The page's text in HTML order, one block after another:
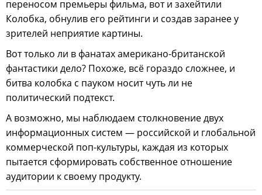
переносом премьеры фильма, вот и захейтили
Колобка, обнулив его рейтинги и создав заранее у
зрителей неприятие картины.
Вот только ли в фанатах американо-британской
фантастики дело? Похоже, всё гораздо сложнее, и
битва колобка с пауком носит чуть ли не
политический подтекст.
А возможно, мы наблюдаем столкновение двух
информационных систем — российской и глобальной
коммерческой поп-культуры, каждая из которых
пытается сформировать собственное отношение
аудитории к своему продукту.